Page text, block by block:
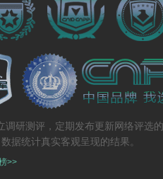
研测评，定期发布更新网络评选的
据统计真实客观呈现的结果。
>>